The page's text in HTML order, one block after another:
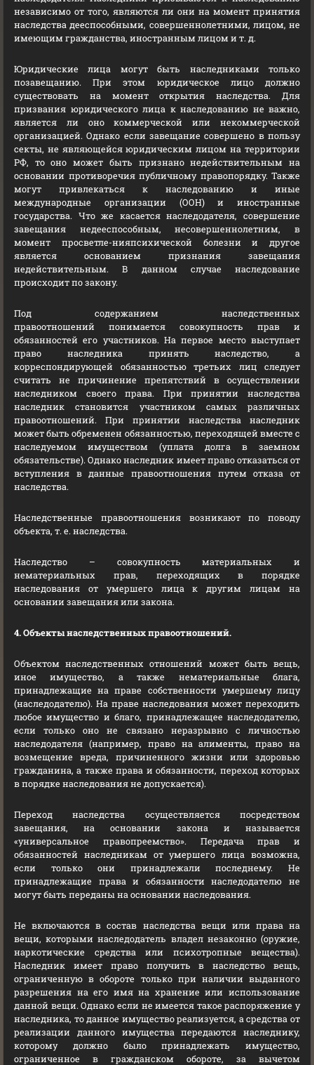
независимо от того, являются ли они на момент принятия
наследства дееспособными, совершеннолетними, лицом, не
имеющим гражданства, иностранным лицом и т. д.
Юридические лица могут быть наследниками только
позавещанию. При этом юридическое лицо должно
существовать на момент открытия наследства. Для
призвания юридического лица к наследованию не важно,
является ли оно коммерческой или некоммерческой
организацией. Однако если завещание совершено в пользу
секты, не являющейся юридическим лицом на территории
РФ, то оно может быть признано недействительным на
основании противоречия публичному правопорядку. Также
могут привлекаться к наследованию и иные
международные организации (ООН) и иностранные
государства. Что же касается наследодателя, совершение
завещания недееспособным, несовершеннолетним, в
момент просветле-нияпсихической болезни и другое
является основанием признания завещания
недействительным. В данном случае наследование
происходит по закону.
Под содержанием наследственных
правоотношений понимается совокупность прав и
обязанностей его участников. На первое место выступает
право наследника принять наследство, а
корреспондирующей обязанностью третьих лиц следует
считать не причинение препятствий в осуществлении
наследником своего права. При принятии наследства
наследник становится участником самых различных
правоотношений. При принятии наследства наследник
может быть обременен обязанностью, переходящей вместе с
наследуемом имуществом (уплата долга в заемном
обязательстве). Однако наследник имеет право отказаться от
вступления в данные правоотношения путем отказа от
наследства.
Наследственные правоотношения возникают по поводу
объекта, т. е. наследства.
Наследство – совокупность материальных и
нематериальных прав, переходящих в порядке
наследования от умершего лица к другим лицам на
основании завещания или закона.
4. Объекты наследственных правоотношений.
Объектом наследственных отношений может быть вещь,
иное имущество, а также нематериальные блага,
принадлежащие на праве собственности умершему лицу
(наследодателю). На праве наследования может переходить
любое имущество и благо, принадлежащее наследодателю,
если только оно не связано неразрывно с личностью
наследодателя (например, право на алименты, право на
возмещение вреда, причиненного жизни или здоровью
гражданина, а также права и обязанности, переход которых
в порядке наследования не допускается).
Переход наследства осуществляется посредством
завещания, на основании закона и называется
«универсальное правопреемство». Передача прав и
обязанностей наследникам от умершего лица возможна,
если только они принадлежали последнему. Не
принадлежащие права и обязанности наследодателю не
могут быть переданы на основании наследования.
Не включаются в состав наследства вещи или права на
вещи, которыми наследодатель владел незаконно (оружие,
наркотические средства или психотропные вещества).
Наследник имеет право получить в наследство вещь,
ограниченную в обороте только при наличии выданного
разрешения на его имя на хранение или использование
данной вещи. Однако если не имеется такое распоряжение у
наследника, то данное имущество реализуется, а средства от
реализации данного имущества передаются наследнику,
которому должно было принадлежать имущество,
ограниченное в гражданском обороте, за вычетом